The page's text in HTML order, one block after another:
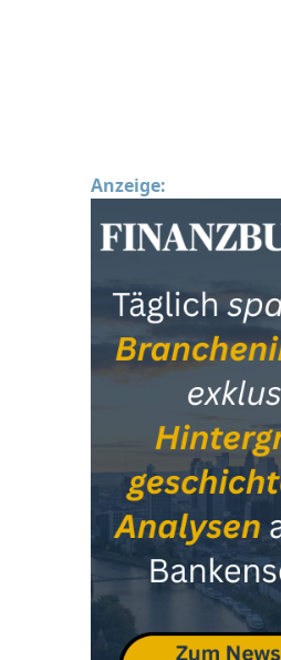
Anzeige: